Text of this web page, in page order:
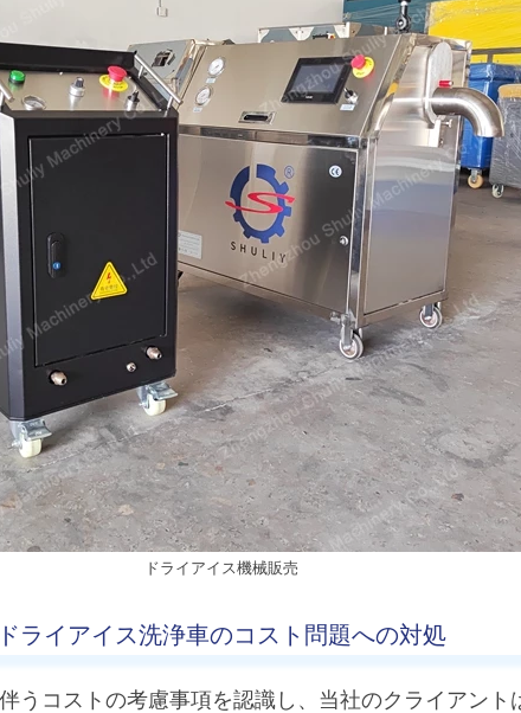
ドライアイス機械販売
ドライアイス洗浄車のコスト問題への対処
うコストの考慮事項を認識し、当社のクライアント